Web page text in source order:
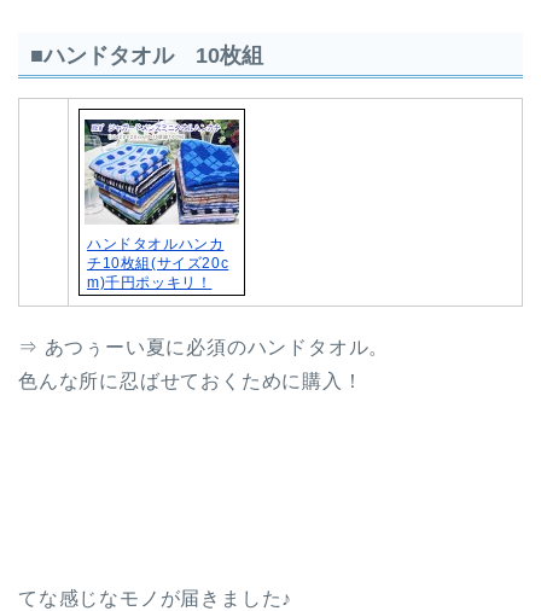
■ハンドタオル 10枚組
ハンドタオルハンカ
チ10枚組(サイズ20c
m)千円ポッキリ！
⇒ あつぅーい夏に必須のハンドタオル。
色んな所に忍ばせておくために購入！
てな感じなモノが届きました♪